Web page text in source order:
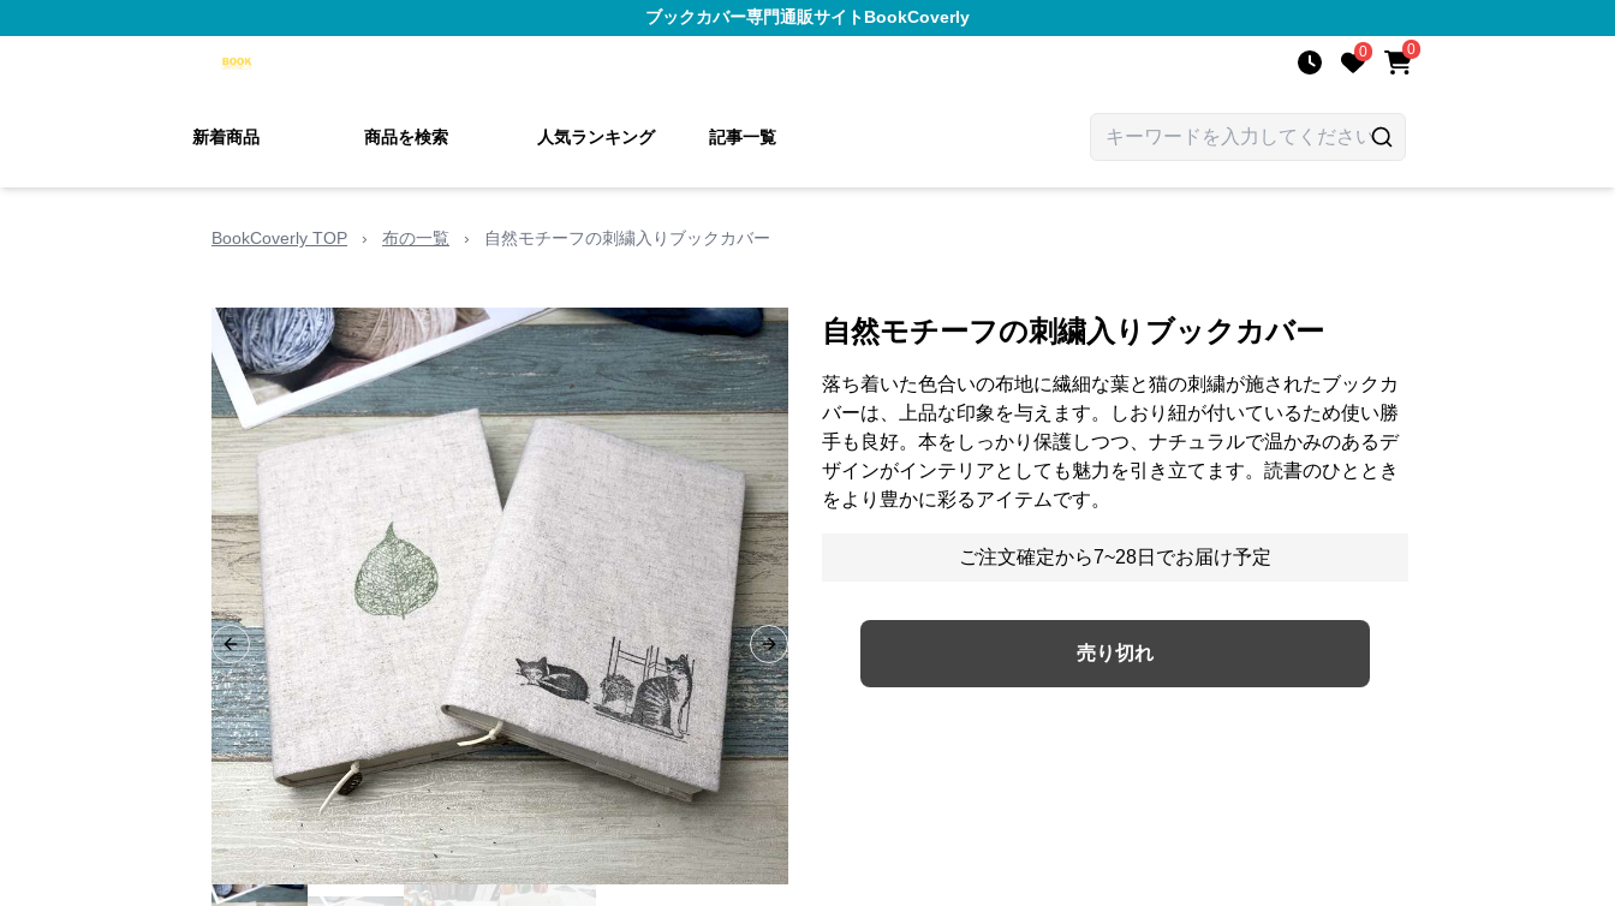
ブックカバー専門通販サイトBookCoverly
0 0
新着商品 商品を検索 人気ランキング 記事一覧
BookCoverly TOP › 布の一覧 › 自然モチーフの刺繍入りブックカバー
Previous slide Next slide
自然モチーフの刺繍入りブックカバー
落ち着いた色合いの布地に繊細な葉と猫の刺繍が施されたブックカ
バーは、上品な印象を与えます。しおり紐が付いているため使い勝
手も良好。本をしっかり保護しつつ、ナチュラルで温かみのあるデ
ザインがインテリアとしても魅力を引き立てます。読書のひととき
をより豊かに彩るアイテムです。
ご注文確定から7~28日でお届け予定
売り切れ